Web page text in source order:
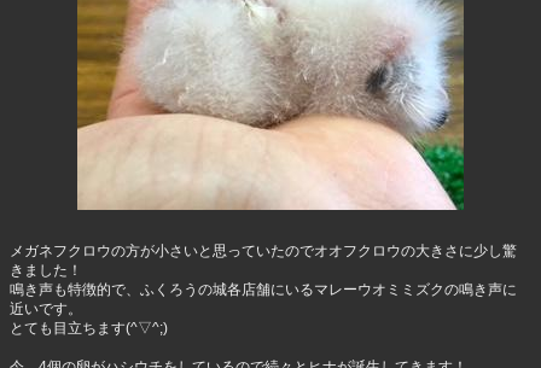
メガネフクロウの方が小さいと思っていたのでオオフクロウの大きさに少し驚
きました！
鳴き声も特徴的で、ふくろうの城各店舗にいるマレーウオミミズクの鳴き声に
近いです。
とても目立ちます(^▽^;)